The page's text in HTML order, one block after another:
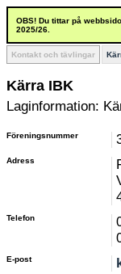
OBS! Du tittar på
2025/26.
Kontakt och tävlingar
Kärra IBK
Laginformation:
Föreningsnummer
Adress
Telefon
E-post